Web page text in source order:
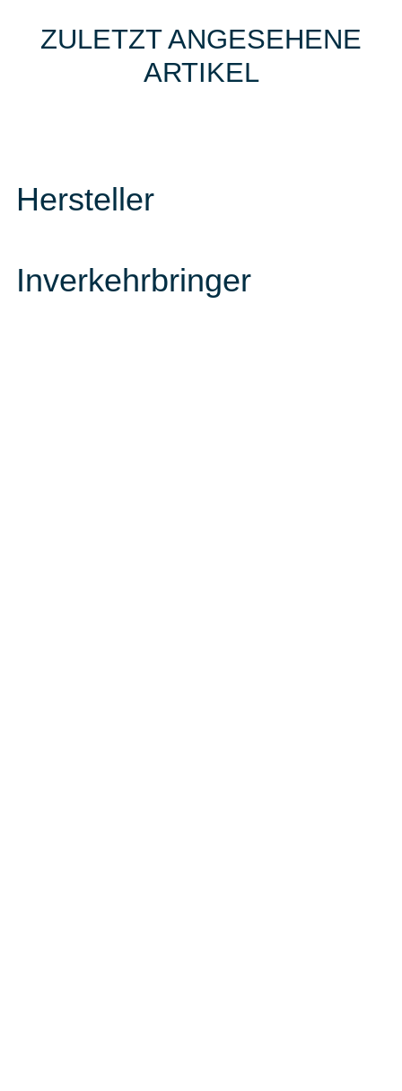
ZULETZT ANGESEHENE
ARTIKEL
Hersteller
Inverkehrbringer